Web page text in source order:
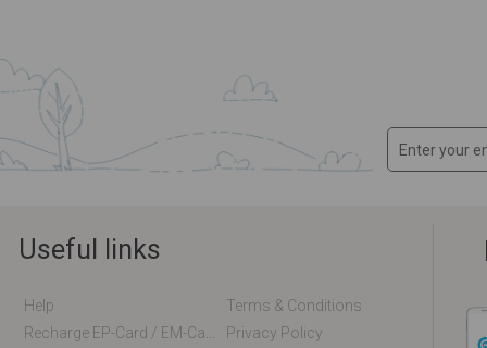
Useful links
Help
Terms & Conditions
Privacy Policy